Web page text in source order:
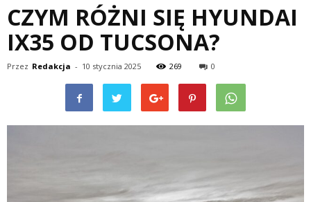
CZYM RÓŻNI SIĘ HYUNDAI
IX35 OD TUCSONA?
Przez Redakcja - 10 stycznia 2025 269 0